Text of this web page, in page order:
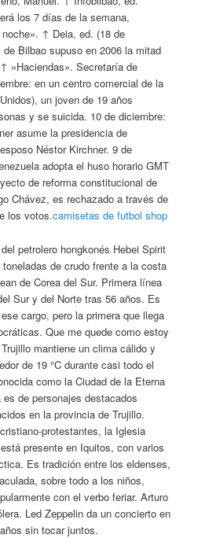
los 7 días de la semana,
↑ Deia, ed. (18 de
Bilbao supuso en 2006 la mitad
«Haciendas». Secretaría de
en un centro comercial de la
un joven de 19 años
y se suicida. 10 de diciembre:
asume la presidencia de
Néstor Kirchner. 9 de
adopta el huso horario GMT
de reforma constitucional de
Chávez, es rechazado a través de
los votos.camisetas de futbol shop
petrolero hongkonés Hebei Spirit
de crudo frente a la costa
de Corea del Sur. Primera línea
Sur y del Norte tras 56 años. Es
cargo, pero la primera que llega
Que me quede como estoy
mantiene un clima cálido y
de 19 °C durante casi todo el
como la Ciudad de la Eterna
de personajes destacados
en la provincia de Trujillo.
protestantes, la Iglesia
presente en Iquitos, con varios
Es tradición entre los eldenses,
sobre todo a los niños,
con el verbo feriar. Arturo
Led Zeppelin da un concierto en
sin tocar juntos.